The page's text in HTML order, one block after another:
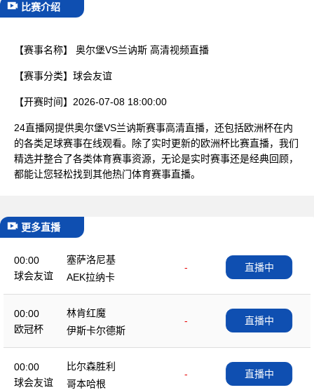
比赛介绍
【赛事名称】 奥尔堡VS兰讷斯 高清视频直播
【赛事分类】 球会友谊
【开赛时间】 2026-07-08 18:00:00
24直播网提供奥尔堡VS兰讷斯赛事高清直播，还包括欧洲杯在内
的各类足球赛事在线观看。除了实时更新的欧洲杯比赛直播，我们
精选并整合了各类体育赛事资源，无论是实时赛事还是经典回顾，
都能让您轻松找到其他热门体育赛事直播。
更多直播
00:00
球会友谊
塞萨洛尼基
-
AEK拉纳卡
直播中
00:00
欧冠杯
林肯红魔
-
伊斯卡尔德斯
直播中
00:00
球会友谊
比尔森胜利
-
哥本哈根
直播中